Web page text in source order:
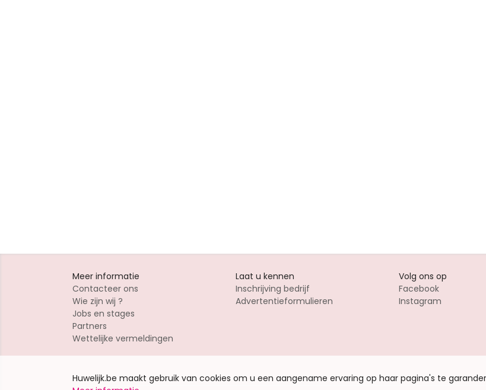
Meer informatie
Contacteer ons
Wie zijn wij ?
Jobs en stages
Partners
Wettelijke vermeldingen
Laat u kennen
Inschrijving bedrijf
Advertentieformulieren
Volg ons op
Facebook
Instagram
Huwelijk.be maakt gebruik van cookies om u een aangename ervaring op haar pagina's te